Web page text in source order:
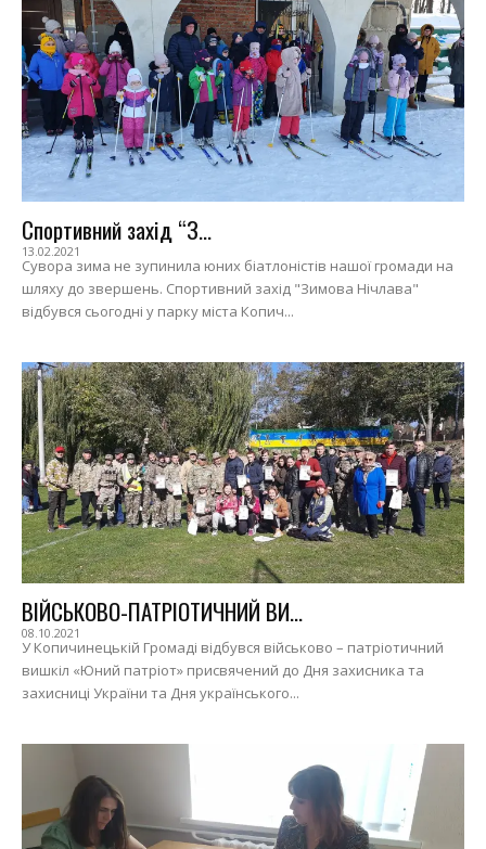
Спортивний захід “З...
13.02.2021
Сувора зима не зупинила юних біатлоністів нашої громади на
шляху до звершень. Спортивний захід "Зимова Нічлава"
відбувся сьогодні у парку міста Копич...
ВІЙСЬКОВО-ПАТРІОТИЧНИЙ ВИ...
08.10.2021
У Копичинецькій Громаді відбувся військово – патріотичний
вишкіл «Юний патріот» присвячений до Дня захисника та
захисниці України та Дня українського...